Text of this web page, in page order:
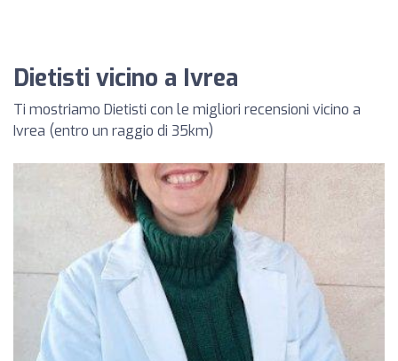
Dietisti vicino a Ivrea
Ti mostriamo Dietisti con le migliori recensioni vicino a
Ivrea (entro un raggio di 35km)